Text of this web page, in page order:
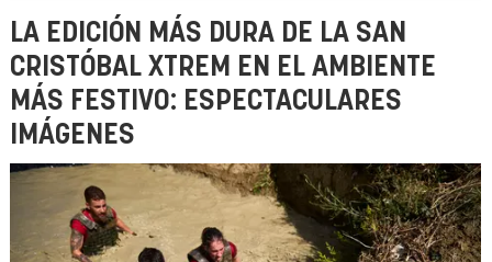
LA EDICIÓN MÁS DURA DE LA SAN
CRISTÓBAL XTREM EN EL AMBIENTE
MÁS FESTIVO: ESPECTACULARES
IMÁGENES